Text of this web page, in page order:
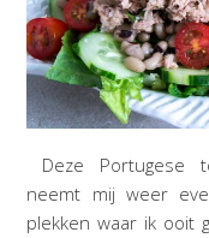
Deze Portugese
neemt mij weer
plekken waar ik ooit